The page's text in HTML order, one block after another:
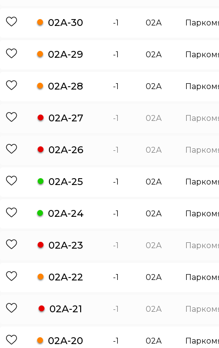
02А-30 -1 02А
02А-29 -1 02А
02А-28 -1 02А
02А-27 -1 02А
02А-26 -1 02А
02А-25 -1 02А
02А-24 -1 02А
02А-23 -1 02А
02А-22 -1 02А
02А-21 -1 02А
02А-20 -1 02А